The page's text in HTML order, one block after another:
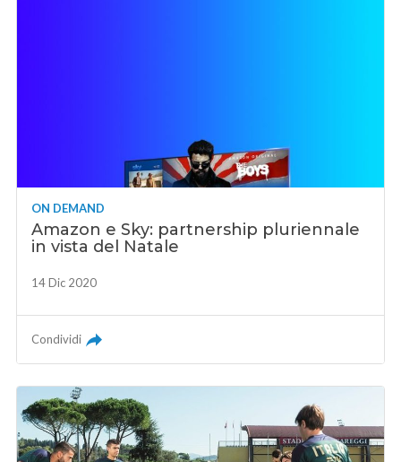
ON DEMAND
Amazon e Sky: partnership pluriennale
in vista del Natale
14 Dic 2020
Condividi